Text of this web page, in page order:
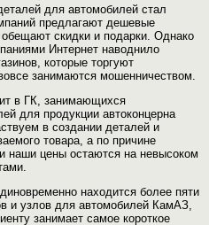
для автомобилей стал
предлагают дешевые
обещают скидки и подарки. Однако
Интернет наводнило
которые торгуют
занимаются мошенничеством.
в ГК, занимающихся
для продукции автоконцерна
в создании деталей и
товара, а по причине
наши цены остаются на невысоком
находится более пяти
и узлов для автомобилей КамАЗ,
занимает самое короткое